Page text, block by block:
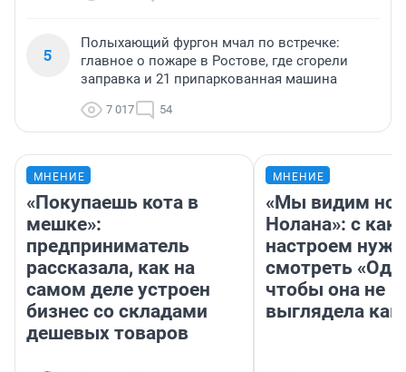
5
Полыхающий фургон мчал по встречке:
главное о пожаре в Ростове, где сгорели
заправка и 21 припаркованная машина
7 017 54
МНЕНИЕ
«Покупаешь кота в
мешке»:
предприниматель
рассказала, как на
самом деле устроен
бизнес со складами
дешевых товаров
МНЕНИЕ
«Мы видим
Нолана»: с
настроем
смотреть
чтобы она не
выглядела как